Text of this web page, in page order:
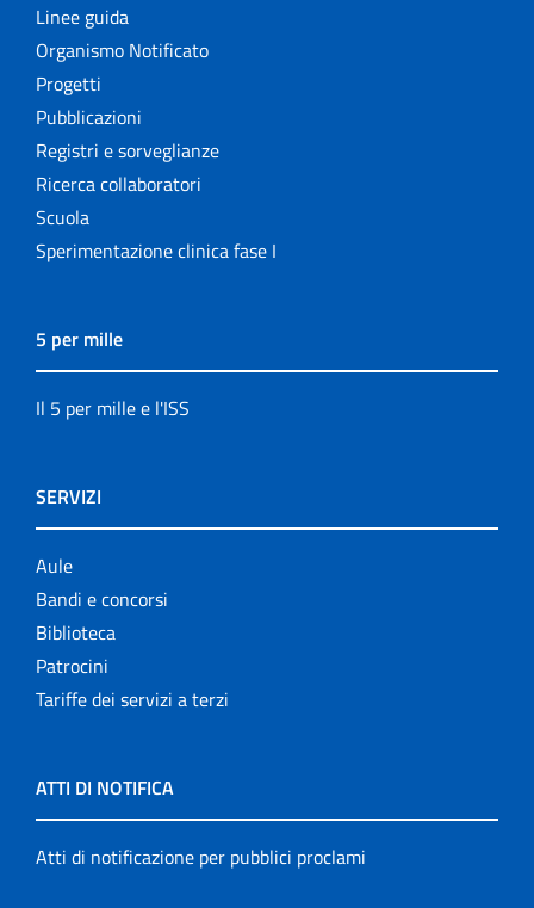
Linee guida
Organismo Notificato
Progetti
Pubblicazioni
Registri e sorveglianze
Ricerca collaboratori
Scuola
Sperimentazione clinica fase I
5 per mille
Il 5 per mille e l'ISS
SERVIZI
Aule
Bandi e concorsi
Biblioteca
Patrocini
Tariffe dei servizi a terzi
ATTI DI NOTIFICA
Atti di notificazione per pubblici proclami